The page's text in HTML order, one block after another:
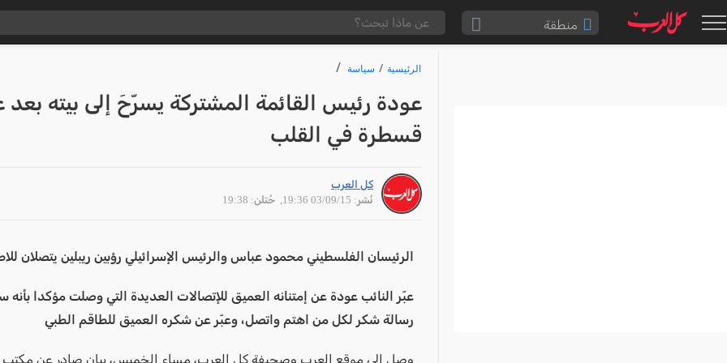
منطقة
الرئيسية سياسة
عودة رئيس القائمة المشتركة يسرّحَ إلى بيته بعد
قسطرة في القلب
كل العرب
نُشر: 03/09/15 19:36
, حُتلن: 19:38
الرئيسان الفلسطيني محمود عباس والرئيس الإسرائيلي رؤبين ريبلين يتصلان
عبّر النائب عودة عن إمتنانه العميق للإتصالات العديدة التي وصلت مؤكدا بأنه
رسالة شكر لكل من اهتم واتصل، وعبّر عن شكره العميق للطاقم الطبي
وصل الى موقع العرب وصحيفة كل العرب، مساء الخميس، بيان صادر عن مكتب